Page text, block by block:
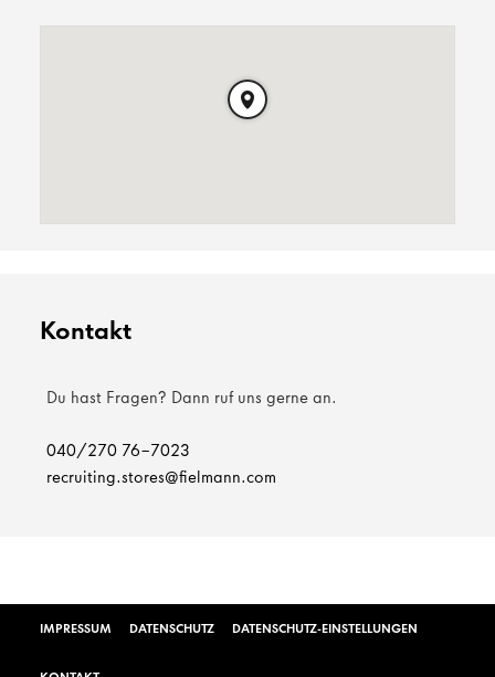
Kontakt
Du hast Fragen? Dann ruf uns gerne an.
040/270 76-7023
recruiting.stores@fielmann.com
IMPRESSUM DATENSCHUTZ DATENSCHUTZ-EINSTELLUNGEN